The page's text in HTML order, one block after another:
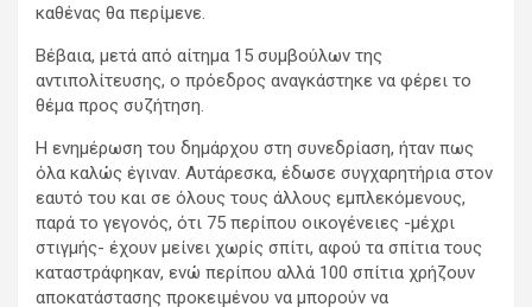
καθένας θα περίμενε.
Βέβαια, μετά από αίτημα 15 συμβούλων της
αντιπολίτευσης, ο πρόεδρος αναγκάστηκε να φέρει το
θέμα προς συζήτηση.
Η ενημέρωση του δημάρχου στη συνεδρίαση, ήταν πως
όλα καλώς έγιναν. Αυτάρεσκα, έδωσε συγχαρητήρια στον
εαυτό του και σε όλους τους άλλους εμπλεκόμενους,
παρά το γεγονός, ότι 75 περίπου οικογένειες -μέχρι
στιγμής- έχουν μείνει χωρίς σπίτι, αφού τα σπίτια τους
καταστράφηκαν, ενώ περίπου αλλά 100 σπίτια χρήζουν
αποκατάστασης προκειμένου να μπορούν να